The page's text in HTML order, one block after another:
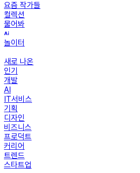
요즘 작가들
컬렉션
물어봐
놀이터
새로 나온
인기
개발
AI
IT서비스
기획
디자인
비즈니스
프로덕트
커리어
트렌드
스타트업